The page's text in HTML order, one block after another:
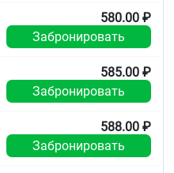
580.00 ₽
Забронировать
585.00 ₽
Забронировать
588.00 ₽
Забронировать